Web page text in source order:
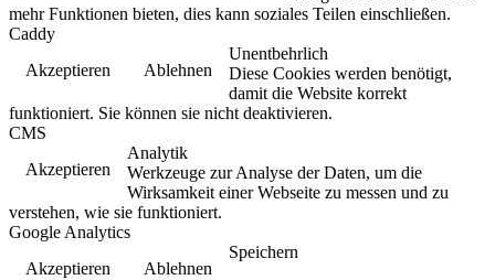
mehr Funktionen bieten, dies kann soziales Teilen einschließen.
Caddy
Akzeptieren
Ablehnen
Unentbehrlich
Diese Cookies werden benötigt,
damit die Website korrekt
funktioniert. Sie können sie nicht deaktivieren.
CMS
Akzeptieren
Analytik
Werkzeuge zur Analyse der Daten, um die
Wirksamkeit einer Webseite zu messen und zu
verstehen, wie sie funktioniert.
Google Analytics
Akzeptieren
Ablehnen
Speichern